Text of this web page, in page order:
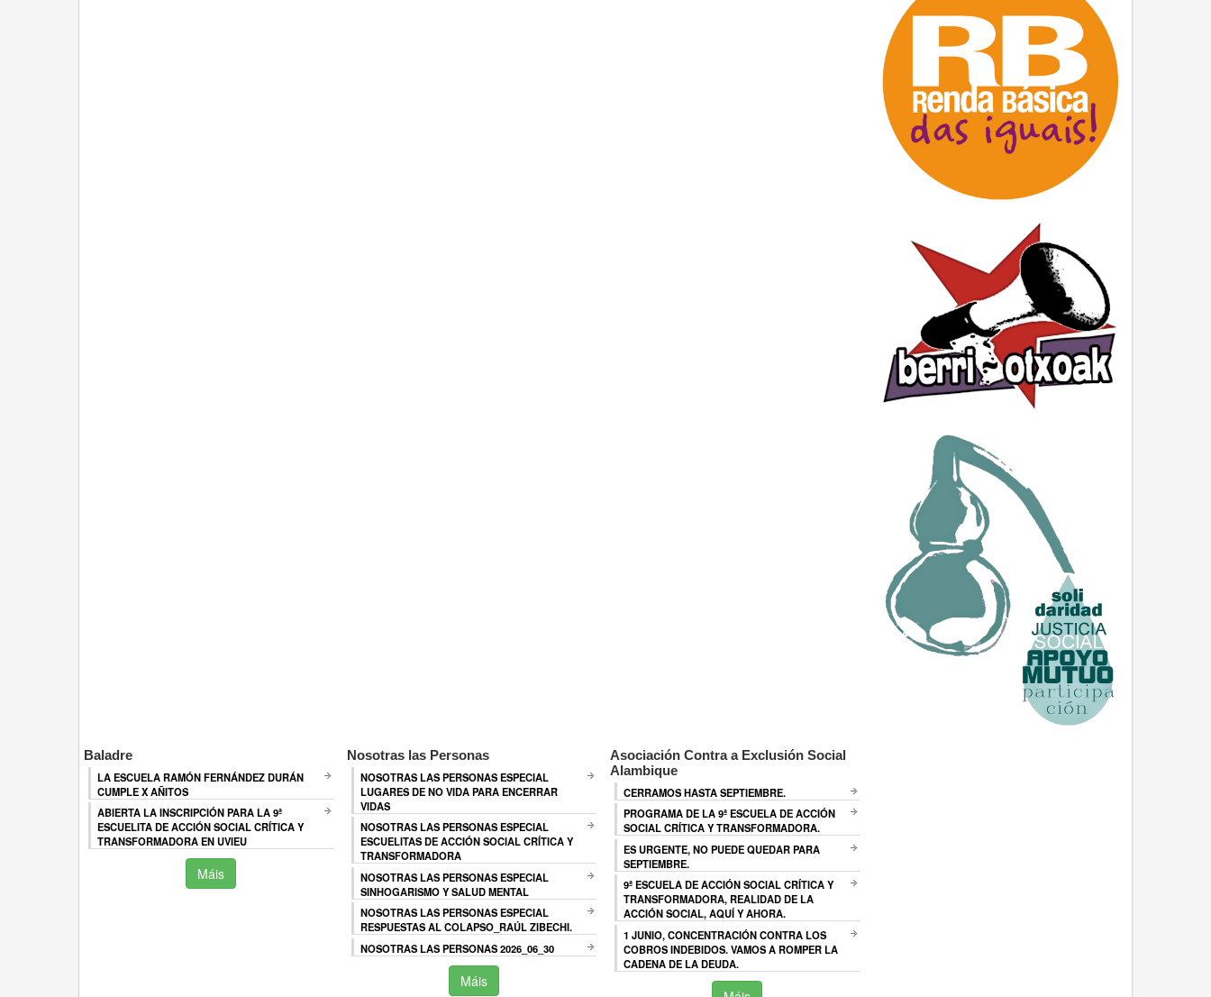
Baladre
LA ESCUELA RAMÓN FERNÁNDEZ DURÁN
CUMPLE X AÑITOS
ABIERTA LA INSCRIPCIÓN PARA LA 9ª
ESCUELITA DE ACCIÓN SOCIAL CRÍTICA Y
TRANSFORMADORA EN UVIEU
Máis
Nosotras las Personas
NOSOTRAS LAS PERSONAS ESPECIAL
LUGARES DE NO VIDA PARA ENCERRAR
VIDAS
NOSOTRAS LAS PERSONAS ESPECIAL
ESCUELITAS DE ACCIÓN SOCIAL CRÍTICA Y
TRANSFORMADORA
NOSOTRAS LAS PERSONAS ESPECIAL
SINHOGARISMO Y SALUD MENTAL
NOSOTRAS LAS PERSONAS ESPECIAL
RESPUESTAS AL COLAPSO_RAÚL ZIBECHI.
NOSOTRAS LAS PERSONAS 2026_06_30
Máis
Asociación Contra a Exclusión Social
Alambique
CERRAMOS HASTA SEPTIEMBRE.
PROGRAMA DE LA 9ª ESCUELA DE ACCIÓN
SOCIAL CRÍTICA Y TRANSFORMADORA.
ES URGENTE, NO PUEDE QUEDAR PARA
SEPTIEMBRE.
9ª ESCUELA DE ACCIÓN SOCIAL CRÍTICA Y
TRANSFORMADORA, REALIDAD DE LA
ACCIÓN SOCIAL, AQUÍ Y AHORA.
1 JUNIO, CONCENTRACIÓN CONTRA LOS
COBROS INDEBIDOS. VAMOS A ROMPER LA
CADENA DE LA DEUDA.